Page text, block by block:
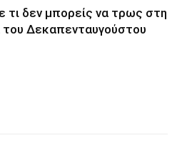
τι δεν μπορείς να τρως στη
του Δεκαπενταυγούστου